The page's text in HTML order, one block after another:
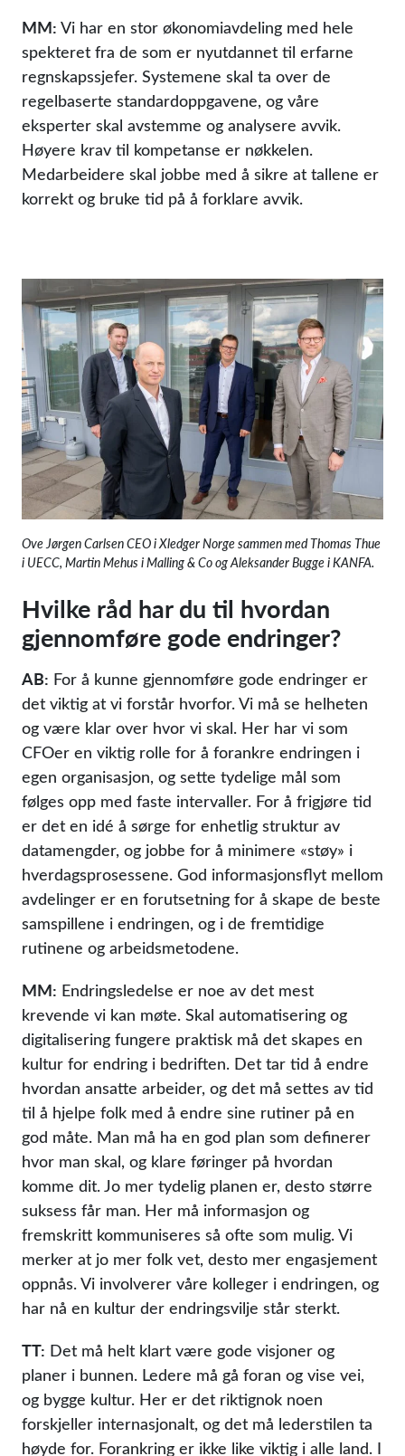
MM: Vi har en stor økonomiavdeling med hele
spekteret fra de som er nyutdannet til erfarne
regnskapssjefer. Systemene skal ta over de
regelbaserte standardoppgavene, og våre
eksperter skal avstemme og analysere avvik.
Høyere krav til kompetanse er nøkkelen.
Medarbeidere skal jobbe med å sikre at tallene er
korrekt og bruke tid på å forklare avvik.
Ove Jørgen Carlsen CEO i Xledger Norge sammen med Thomas Thue
i UECC, Martin Mehus i Malling & Co og Aleksander Bugge i KANFA.
Hvilke råd har du til hvordan
gjennomføre gode endringer?
AB: For å kunne gjennomføre gode endringer er
det viktig at vi forstår hvorfor. Vi må se helheten
og være klar over hvor vi skal. Her har vi som
CFOer en viktig rolle for å forankre endringen i
egen organisasjon, og sette tydelige mål som
følges opp med faste intervaller. For å frigjøre tid
er det en idé å sørge for enhetlig struktur av
datamengder, og jobbe for å minimere «støy» i
hverdagsprosessene. God informasjonsflyt mellom
avdelinger er en forutsetning for å skape de beste
samspillene i endringen, og i de fremtidige
rutinene og arbeidsmetodene.
MM: Endringsledelse er noe av det mest
krevende vi kan møte. Skal automatisering og
digitalisering fungere praktisk må det skapes en
kultur for endring i bedriften. Det tar tid å endre
hvordan ansatte arbeider, og det må settes av tid
til å hjelpe folk med å endre sine rutiner på en
god måte. Man må ha en god plan som definerer
hvor man skal, og klare føringer på hvordan
komme dit. Jo mer tydelig planen er, desto større
suksess får man. Her må informasjon og
fremskritt kommuniseres så ofte som mulig. Vi
merker at jo mer folk vet, desto mer engasjement
oppnås. Vi involverer våre kolleger i endringen, og
har nå en kultur der endringsvilje står sterkt.
TT: Det må helt klart være gode visjoner og
planer i bunnen. Ledere må gå foran og vise vei,
og bygge kultur. Her er det riktignok noen
forskjeller internasjonalt, og det må lederstilen ta
høyde for. Forankring er ikke like viktig i alle land. I